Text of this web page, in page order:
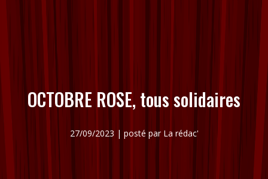
OCTOBRE ROSE, tous solidaires
27/09/2023 | posté par La rédac'